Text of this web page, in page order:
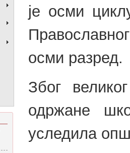
је осми
осми разред.
Због
одржане
уследила